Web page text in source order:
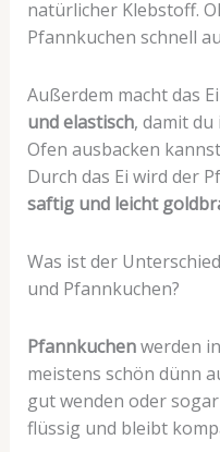
natürlicher Klebstoff.
Pfannkuchen schnell
Außerdem macht das
und elastisch, damit
Ofen ausbacken
Durch das Ei wird der
saftig und leicht
Was ist der
und Pfannkuchen?
Pfannkuchenwerden
meistens schön dünn
gut wenden oder
flüssig und bleibt